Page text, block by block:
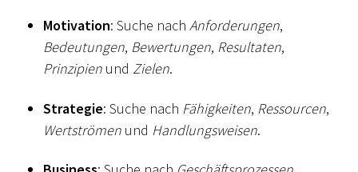
Motivation: Suche nach Anforderungen,
Bedeutungen, Bewertungen, Resultaten,
Prinzipien und Zielen.
Strategie: Suche nach Fähigkeiten, Ressourcen,
Wertströmen und Handlungsweisen.